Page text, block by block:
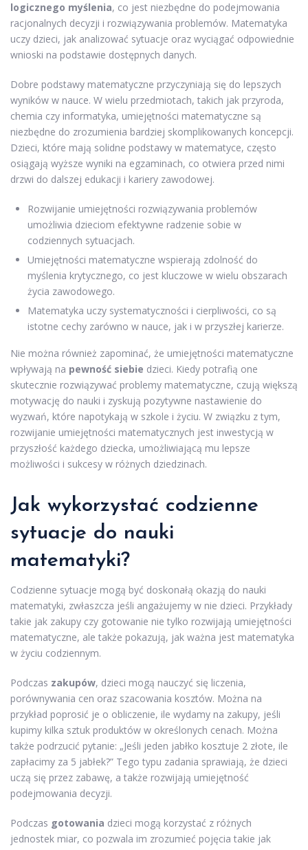
logicznego myślenia, co jest niezbędne do podejmowania
racjonalnych decyzji i rozwiązywania problemów. Matematyka
uczy dzieci, jak analizować sytuacje oraz wyciągać odpowiednie
wnioski na podstawie dostępnych danych.
Dobre podstawy matematyczne przyczyniają się do lepszych
wyników w nauce. W wielu przedmiotach, takich jak przyroda,
chemia czy informatyka, umiejętności matematyczne są
niezbędne do zrozumienia bardziej skomplikowanych koncepcji.
Dzieci, które mają solidne podstawy w matematyce, często
osiągają wyższe wyniki na egzaminach, co otwiera przed nimi
drzwi do dalszej edukacji i kariery zawodowej.
Rozwijanie umiejętności rozwiązywania problemów
umożliwia dzieciom efektywne radzenie sobie w
codziennych sytuacjach.
Umiejętności matematyczne wspierają zdolność do
myślenia krytycznego, co jest kluczowe w wielu obszarach
życia zawodowego.
Matematyka uczy systematyczności i cierpliwości, co są
istotne cechy zarówno w nauce, jak i w przyszłej karierze.
Nie można również zapominać, że umiejętności matematyczne
wpływają na pewność siebie dzieci. Kiedy potrafią one
skutecznie rozwiązywać problemy matematyczne, czują większą
motywację do nauki i zyskują pozytywne nastawienie do
wyzwań, które napotykają w szkole i życiu. W związku z tym,
rozwijanie umiejętności matematycznych jest inwestycją w
przyszłość każdego dziecka, umożliwiającą mu lepsze
możliwości i sukcesy w różnych dziedzinach.
Jak wykorzystać codzienne
sytuacje do nauki
matematyki?
Codzienne sytuacje mogą być doskonałą okazją do nauki
matematyki, zwłaszcza jeśli angażujemy w nie dzieci. Przykłady
takie jak zakupy czy gotowanie nie tylko rozwijają umiejętności
matematyczne, ale także pokazują, jak ważna jest matematyka
w życiu codziennym.
Podczas zakupów, dzieci mogą nauczyć się liczenia,
porównywania cen oraz szacowania kosztów. Można na
przykład poprosić je o obliczenie, ile wydamy na zakupy, jeśli
kupimy kilka sztuk produktów w określonych cenach. Można
także podrzucić pytanie: „Jeśli jeden jabłko kosztuje 2 złote, ile
zapłacimy za 5 jabłek?” Tego typu zadania sprawiają, że dzieci
uczą się przez zabawę, a także rozwijają umiejętność
podejmowania decyzji.
Podczas gotowania dzieci mogą korzystać z różnych
jednostek miar, co pozwala im zrozumieć pojęcia takie jak